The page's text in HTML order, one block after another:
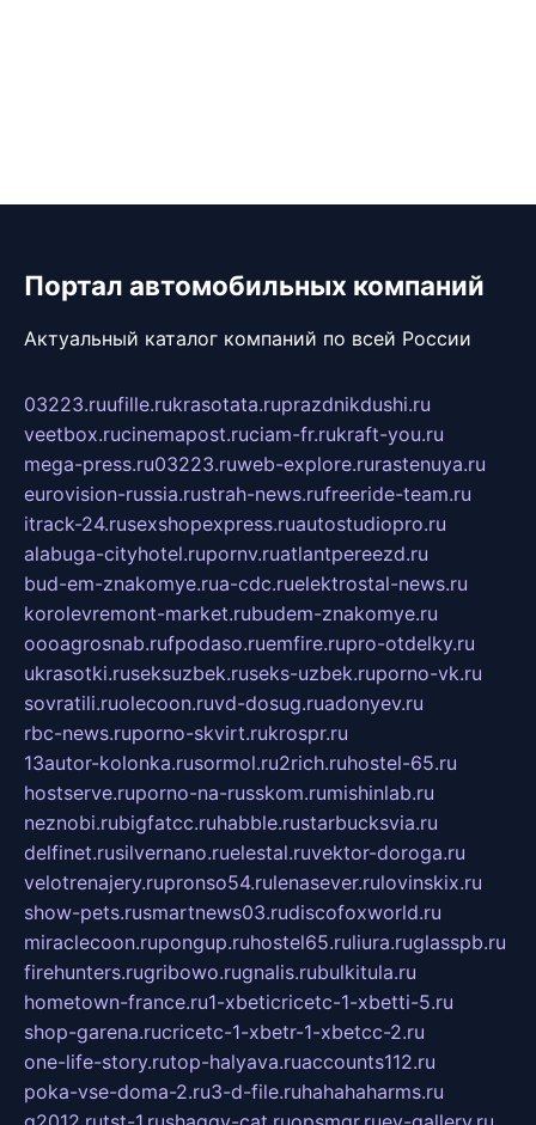
Портал автомобильных компаний
Актуальный каталог компаний по всей России
03223.ruufille.rukrasotata.ruprazdnikdushi.ru
veetbox.rucinemapost.ruciam-fr.rukraft-you.ru
mega-press.ru03223.ruweb-explore.rurastenuya.ru
eurovision-russia.rustrah-news.rufreeride-team.ru
itrack-24.rusexshopexpress.ruautostudiopro.ru
alabuga-cityhotel.rupornv.ruatlantpereezd.ru
bud-em-znakomye.rua-cdc.ruelektrostal-news.ru
korolevremont-market.rubudem-znakomye.ru
oooagrosnab.rufpodaso.ruemfire.rupro-otdelky.ru
ukrasotki.ruseksuzbek.ruseks-uzbek.ruporno-vk.ru
sovratili.ruolecoon.ruvd-dosug.ruadonyev.ru
rbc-news.ruporno-skvirt.rukrospr.ru
13autor-kolonka.rusormol.ru2rich.ruhostel-65.ru
hostserve.ruporno-na-russkom.rumishinlab.ru
neznobi.rubigfatcc.ruhabble.rustarbucksvia.ru
delfinet.rusilvernano.ruelestal.ruvektor-doroga.ru
velotrenajery.rupronso54.rulenasever.rulovinskix.ru
show-pets.rusmartnews03.rudiscofoxworld.ru
miraclecoon.rupongup.ruhostel65.ruliura.ruglasspb.ru
firehunters.rugribowo.rugnalis.rubulkitula.ru
hometown-france.ru1-xbeticricetc-1-xbetti-5.ru
shop-garena.rucricetc-1-xbetr-1-xbetcc-2.ru
one-life-story.rutop-halyava.ruaccounts112.ru
poka-vse-doma-2.ru3-d-file.ruhahahaharms.ru